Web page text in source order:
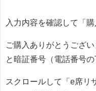
入力内容を確認して「購
ご購入ありがとうござ
と暗証番号（電話番号
スクロールして「e席リ